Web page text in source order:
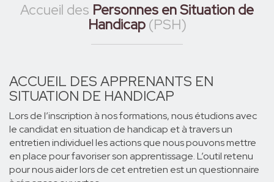
SALON & INSTITUT D'APPLICATION
PARTENAIRES
S'INSCRIRE
Accueil des Personnes en Situation de
Handicap(PSH)
ACCUEIL DES APPRENANTS EN
SITUATION DE HANDICAP
Lors de l’inscription à nos formations, nous étudions avec
le candidat en situation de handicap et à travers un
entretien individuel les actions que nous pouvons mettre
en place pour favoriser son apprentissage. L’outil retenu
pour nous aider lors de cet entretien est un questionnaire